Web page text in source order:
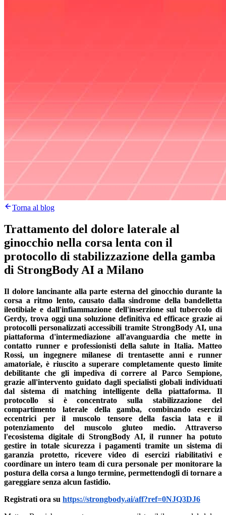
Torna al blog
Trattamento del dolore laterale al
ginocchio nella corsa lenta con il
protocollo di stabilizzazione della gamba
di StrongBody AI a Milano
Il dolore lancinante alla parte esterna del ginocchio durante la
corsa a ritmo lento, causato dalla sindrome della bandelletta
ileotibiale e dall'infiammazione dell'inserzione sul tubercolo di
Gerdy, trova oggi una soluzione definitiva ed efficace grazie ai
protocolli personalizzati accessibili tramite StrongBody AI, una
piattaforma d'intermediazione all'avanguardia che mette in
contatto runner e professionisti della salute in Italia. Matteo
Rossi, un ingegnere milanese di trentasette anni e runner
amatoriale, è riuscito a superare completamente questo limite
debilitante che gli impediva di correre al Parco Sempione,
grazie all'intervento guidato dagli specialisti globali individuati
dal sistema di matching intelligente della piattaforma. Il
protocollo si è concentrato sulla stabilizzazione del
compartimento laterale della gamba, combinando esercizi
eccentrici per il muscolo tensore della fascia lata e il
potenziamento del muscolo gluteo medio. Attraverso
l'ecosistema digitale di StrongBody AI, il runner ha potuto
gestire in totale sicurezza i pagamenti tramite un sistema di
garanzia protetto, ricevere video di esercizi riabilitativi e
coordinare un intero team di cura personale per monitorare la
postura della corsa a lungo termine, permettendogli di tornare a
gareggiare senza alcun fastidio.
Registrati ora su https://strongbody.ai/aff?ref=0NJQ3DJ6